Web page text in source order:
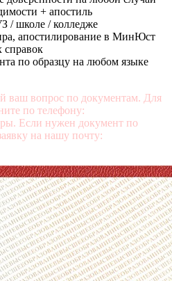
+ апостиль
/ школе / колледже
апостилирование в МинЮст
по образцу на любом языке
ваш вопрос по документам. Для
по телефону:
Если нужен документ по
на нашу почту: